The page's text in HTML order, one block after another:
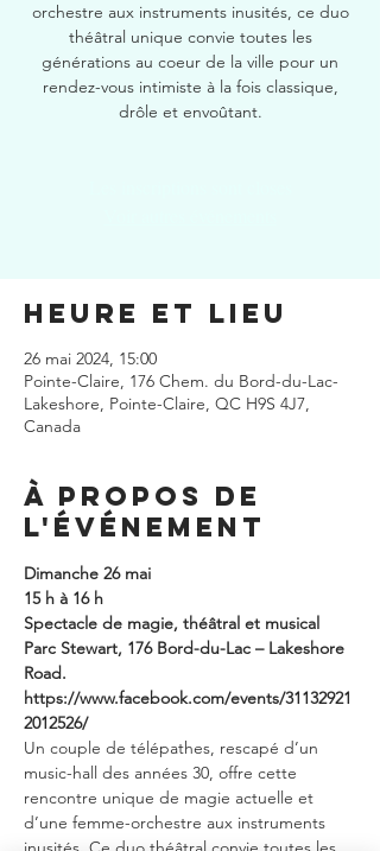
orchestre aux instruments inusités, ce duo
théâtral unique convie toutes les
générations au coeur de la ville pour un
rendez-vous intimiste à la fois classique,
drôle et envoûtant.
Heure et lieu
26 mai 2024, 15:00
Pointe-Claire, 176 Chem. du Bord-du-Lac-
Lakeshore, Pointe-Claire, QC H9S 4J7,
Canada
À propos de
l'événement
Dimanche 26 mai
15 h à 16 h
Spectacle de magie, théâtral et musical
Parc Stewart, 176 Bord-du-Lac – Lakeshore
Road.
https://www.facebook.com/events/31132921
2012526/
Un couple de télépathes, rescapé d’un
music-hall des années 30, offre cette
rencontre unique de magie actuelle et
d’une femme-orchestre aux instruments